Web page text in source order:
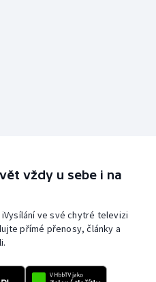
vždy u sebe i na
iVysílání ve své chytré televizi
přímé přenosy, články a